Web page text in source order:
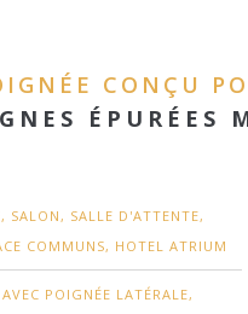
CONÇU
ÉPURÉES
SALON, SALLE D'ATTENTE,
COMMUNS, HOTEL ATRIUM
AVEC POIGNÉE LATÉRALE,